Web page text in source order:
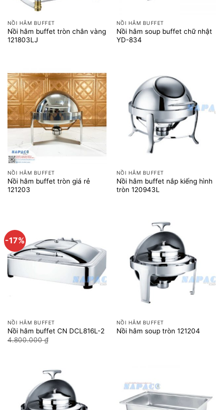
NỒI HÂM BUFFET
Nồi hâm buffet tròn chân vàng
121803LJ
NỒI HÂM BUFFET
Nồi hâm soup buffet chữ nhật
YD-834
NỒI HÂM BUFFET
Nồi hâm buffet tròn giá rẻ
121203
NỒI HÂM BUFFET
Nồi hâm buffet nắp kiếng hình
tròn 120943L
-17%
NỒI HÂM BUFFET
Nồi hâm buffet CN DCL816L-2
4.800.000₫
NỒI HÂM BUFFET
Nồi hâm soup tròn 121204